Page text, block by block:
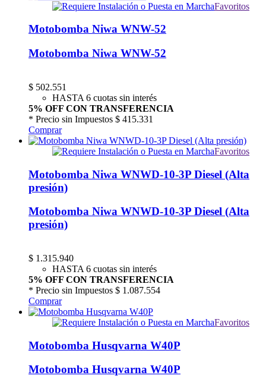
Favoritos
Motobomba Niwa WNW-52
Motobomba Niwa WNW-52
$ 502.551
HASTA 6 cuotas sin interés
5% OFF CON TRANSFERENCIA
* Precio sin Impuestos $ 415.331
Comprar
Favoritos
Motobomba Niwa WNWD-10-3P Diesel (Alta
presión)
Motobomba Niwa WNWD-10-3P Diesel (Alta
presión)
$ 1.315.940
HASTA 6 cuotas sin interés
5% OFF CON TRANSFERENCIA
* Precio sin Impuestos $ 1.087.554
Comprar
Favoritos
Motobomba Husqvarna W40P
Motobomba Husqvarna W40P